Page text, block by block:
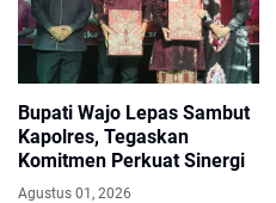
Bupati Wajo Lepas Sambut
Kapolres, Tegaskan
Komitmen Perkuat Sinergi
Agustus 01, 2026